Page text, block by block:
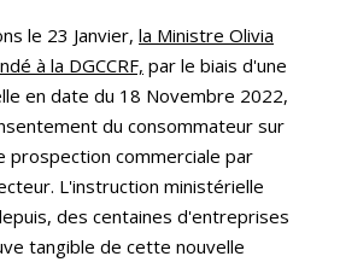
le 23 Janvier, la Ministre Olivia
à la DGCCRF, par le biais d'une
en date du 18 Novembre 2022,
du consommateur sur
prospection commerciale par
L'instruction ministérielle
des centaines d'entreprises
tangible de cette nouvelle